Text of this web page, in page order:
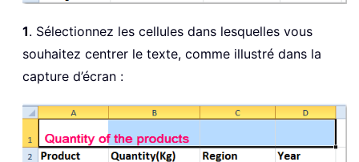
1. Sélectionnez les cellules dans lesquelles vous
souhaitez centrer le texte, comme illustré dans la
capture d’écran :